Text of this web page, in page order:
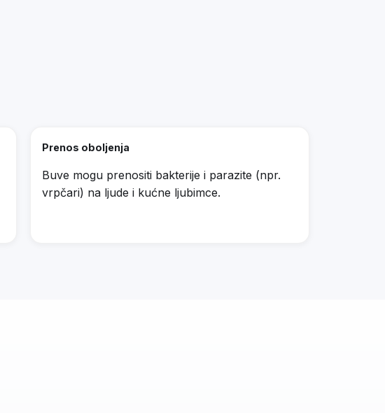
Prenos oboljenja
Buve mogu prenositi bakterije i parazite (npr.
vrpčari) na ljude i kućne ljubimce.